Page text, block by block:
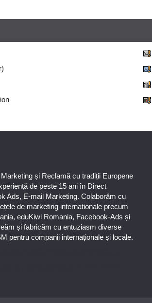
și Reclamă cu tradiții Europene
de peste 15 ani în Direct
Ads, E-mail Marketing. Colaborăm cu
de marketing internationale precum
eduKiwi Romania, Facebook-Ads și
și fabricăm cu entuziasm diverse
pentru companii internaționale și locale.